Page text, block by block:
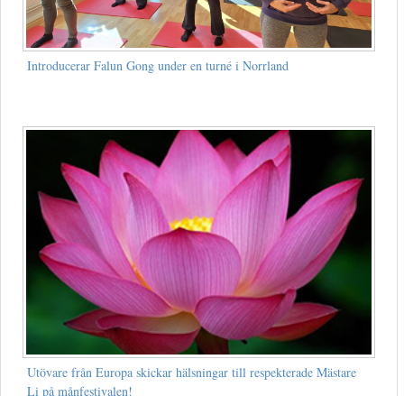
Introducerar Falun Gong under en turné i Norrland
Utövare från Europa skickar hälsningar till respekterade Mästare
Li på månfestivalen!